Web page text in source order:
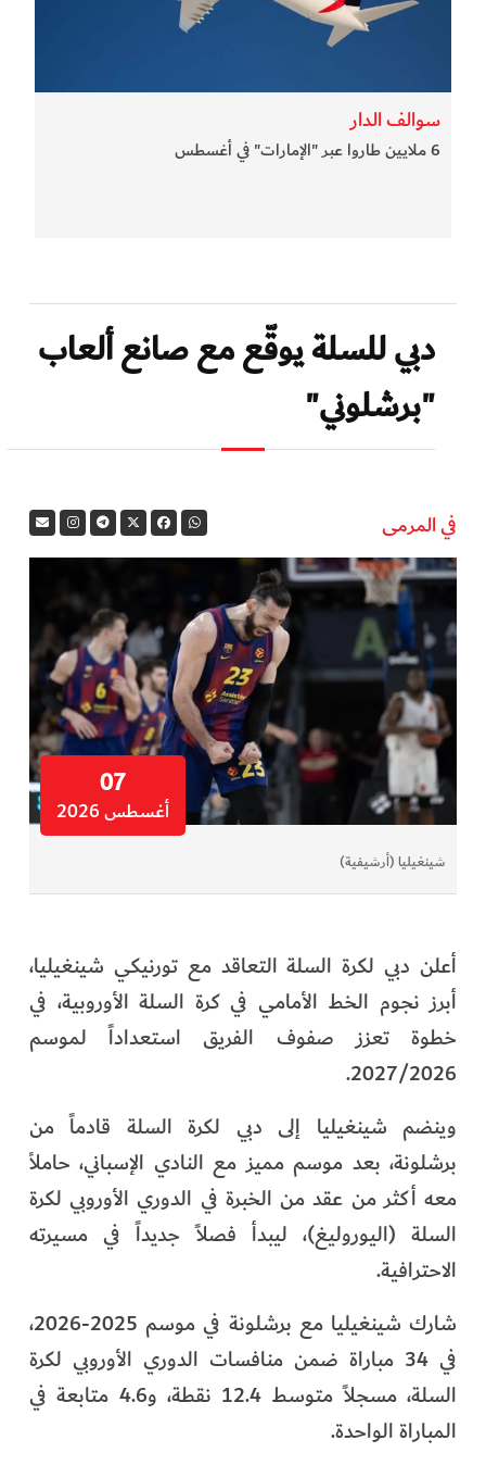
سوالف الدار
6 ملايين طاروا عبر "الإمارات" في أغسطس
دبي للسلة يوقّع مع صانع ألعاب
"برشلوني"
في المرمى
07
أغسطس 2026
شينغيليا (أرشيفية)
أعلن دبي لكرة السلة التعاقد مع تورنيكي شينغيليا،
أبرز نجوم الخط الأمامي في كرة السلة الأوروبية، في
خطوة تعزز صفوف الفريق استعداداً لموسم
2027/2026.
وينضم شينغيليا إلى دبي لكرة السلة قادماً من
برشلونة، بعد موسم مميز مع النادي الإسباني، حاملاً
معه أكثر من عقد من الخبرة في الدوري الأوروبي لكرة
السلة (اليوروليغ)، ليبدأ فصلاً جديداً في مسيرته
الاحترافية.
شارك شينغيليا مع برشلونة في موسم 2025-2026،
في 34 مباراة ضمن منافسات الدوري الأوروبي لكرة
السلة، مسجلاً متوسط 12.4 نقطة، و4.6 متابعة في
المباراة الواحدة.